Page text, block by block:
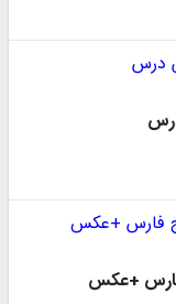
فارس +عکس